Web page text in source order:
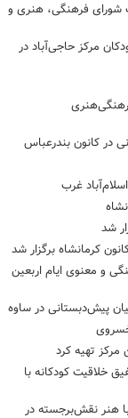
شورای فرهنگی، هنری و
مرکز حاجی‌آباد در
در کانون بندرعباس
شد
فرهنگی و معنوی ایام اربعین
پیش‌دبستانی در ساوه
مرکز تهیه کرد
خلاقیت کودکانه با
هنر نقش‌برجسته در